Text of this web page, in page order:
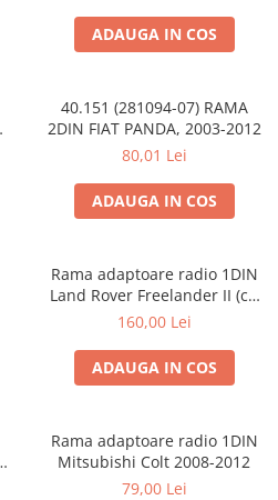
ADAUGA IN COS
40.151 (281094-07) RAMA
2DIN FIAT PANDA, 2003-2012
80,01 Lei
ADAUGA IN COS
Rama adaptoare radio 1DIN
Land Rover Freelander II (cu
buzunar)
160,00 Lei
ADAUGA IN COS
Rama adaptoare radio 1DIN
Mitsubishi Colt 2008-2012
79,00 Lei